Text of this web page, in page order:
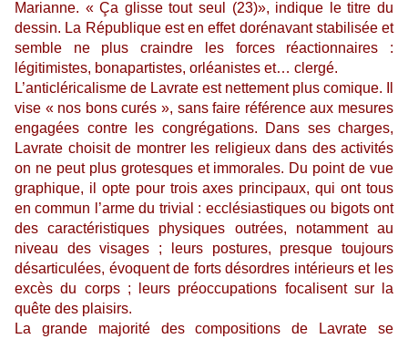
Marianne. « Ça glisse tout seul (23)», indique le titre du
dessin. La République est en effet dorénavant stabilisée et
semble ne plus craindre les forces réactionnaires :
légitimistes, bonapartistes, orléanistes et… clergé.
L’anticléricalisme de Lavrate est nettement plus comique. Il
vise « nos bons curés », sans faire référence aux mesures
engagées contre les congrégations. Dans ses charges,
Lavrate choisit de montrer les religieux dans des activités
on ne peut plus grotesques et immorales. Du point de vue
graphique, il opte pour trois axes principaux, qui ont tous
en commun l’arme du trivial : ecclésiastiques ou bigots ont
des caractéristiques physiques outrées, notamment au
niveau des visages ; leurs postures, presque toujours
désarticulées, évoquent de forts désordres intérieurs et les
excès du corps ; leurs préoccupations focalisent sur la
quête des plaisirs.
La grande majorité des compositions de Lavrate se